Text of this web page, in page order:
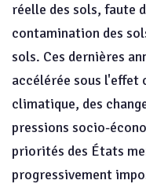
réelle des sols, faute
contamination des
sols. Ces dernières
accélérée sous l'effet
climatique, des
pressions socio-
priorités des États
progressivement